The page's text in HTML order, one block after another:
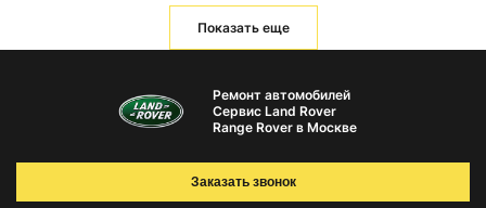
Показать еще
Ремонт автомобилей
Сервис Land Rover
Range Rover в Москве
Заказать звонок